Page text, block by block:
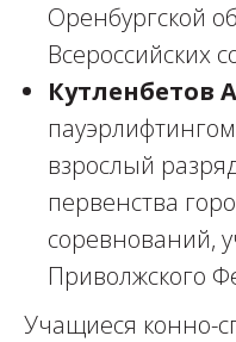
Оренбургской
Всероссийских
Кутленбетов
взрослый
первенства
соревнований,
Приволжского
Учащиеся конно-